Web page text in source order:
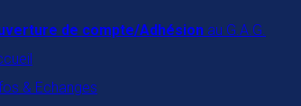
de compte/Adhésion au G.A.G.
& Echanges